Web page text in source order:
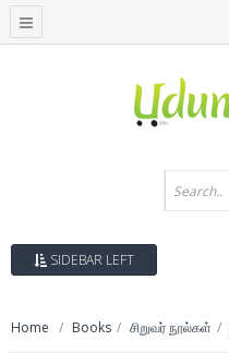
SIDEBAR LEFT
Home Books சிறுவர் நூல்கள்